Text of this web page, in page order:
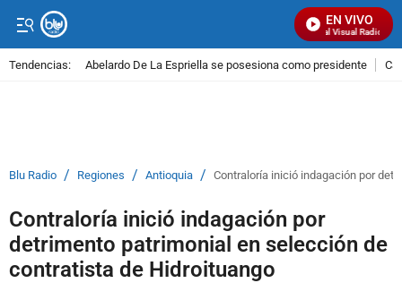
EN VIVO
Señal Visual Radio
Tendencias: Abelardo De La Espriella se posesiona como presidente
Blu Radio / Regiones / Antioquia / Contraloría inició indagación por
Contraloría inició indagación por
detrimento patrimonial en selección de
contratista de Hidroituango